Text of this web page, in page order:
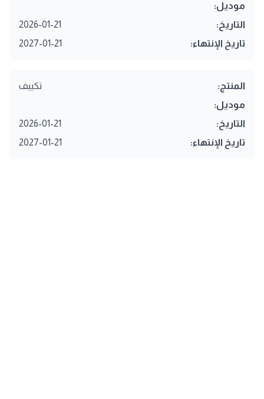
موديل:
التاريخ:
2026-01-21
تاريخ الإنتهاء:
2027-01-21
المنتج:
تكييف
موديل:
التاريخ:
2026-01-21
تاريخ الإنتهاء:
2027-01-21